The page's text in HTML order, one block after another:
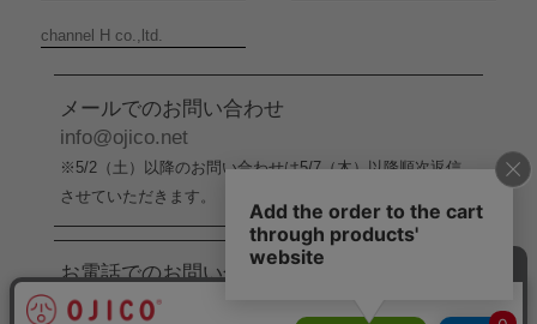
channel H co.,ltd.
メールでのお問い合わせ
info@ojico.net
※5/2（土）以降のお問い合わせは5/7（木）以降順次返信
させていただきます。
お電話でのお問い合わせ
076-246-5050